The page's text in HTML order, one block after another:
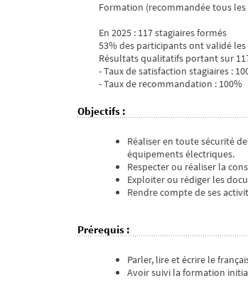
Formation (recommandée tous
En 2025 : 117 stagiaires formés
53% des participants ont validé
Résultats qualitatifs portant sur
- Taux de satisfaction stagiaires :
- Taux de recommandation : 100%
Objectifs :
Réaliser en toute sécurité
équipements électriques.
Respecter ou réaliser la
Exploiter ou rédiger les
Rendre compte de ses
Prérequis :
Parler, lire et écrire le
Avoir suivi la formation